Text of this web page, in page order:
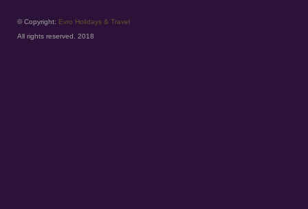
© Copyright: Evro Holidays & Travel
All rights reserved. 2018